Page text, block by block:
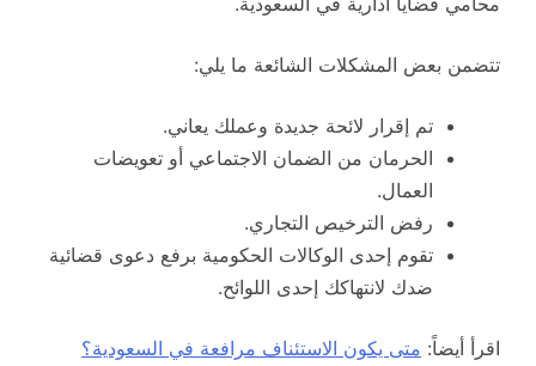
تتضمن بعض المشكلات الشائعة ما يلي:
تم إقرار لائحة جديدة وعملك يعاني.
الحرمان من الضمان الاجتماعي أو تعويضات
العمال.
رفض الترخيص التجاري.
تقوم إحدى الوكالات الحكومية برفع دعوى قضائية
ضدك لانتهاكك إحدى اللوائح.
اقرأ أيضاً: متى يكون الاستئناف مرافعة في السعودية؟